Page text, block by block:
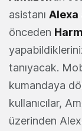
asistanı Alexa
önceden
tanıyacak.
kumandaya
kullanıcılar,
üzerinden